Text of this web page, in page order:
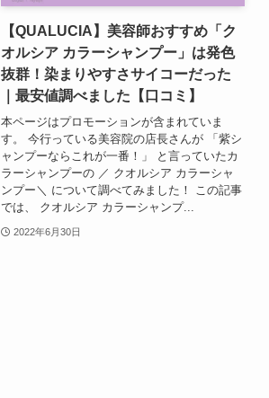
【QUALUCIA】美容師おすすめ「ク
オルシア カラーシャンプー」は発色
抜群！染まりやすさサイコーだった
｜最安値調べました【口コミ】
本ページはプロモーションが含まれていま
す。 今行っている美容院の店長さんが 「紫シ
ャンプーならこれが一番！」 と言っていたカ
ラーシャンプーの ／ クオルシア カラーシャ
ンプー＼ について調べてみました！ この記事
では、 クオルシア カラーシャンプ...
2022年6月30日